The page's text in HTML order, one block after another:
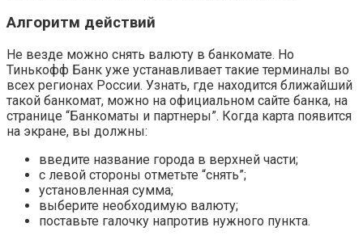
Алгоритм действий
Не везде можно снять валюту в банкомате. Но
Тинькофф Банк уже устанавливает такие терминалы во
всех регионах России. Узнать, где находится ближайший
такой банкомат, можно на официальном сайте банка, на
странице “Банкоматы и партнеры”. Когда карта появится
на экране, вы должны:
введите название города в верхней части;
с левой стороны отметьте “снять”;
установленная сумма;
выберите необходимую валюту;
поставьте галочку напротив нужного пункта.